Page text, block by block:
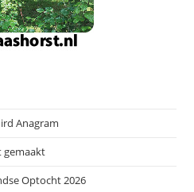
Anagram
gemaakt
Optocht 2026